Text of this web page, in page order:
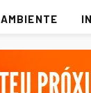
AMBIENTE